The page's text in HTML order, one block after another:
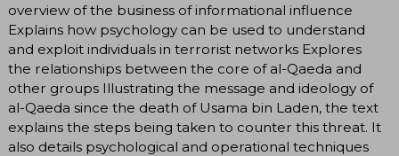
overview of the business of informational influence
Explains how psychology can be used to understand
and exploit individuals in terrorist networks Explores
the relationships between the core of al-Qaeda and
other groups Illustrating the message and ideology of
al-Qaeda since the death of Usama bin Laden, the text
explains the steps being taken to counter this threat. It
also details psychological and operational techniques